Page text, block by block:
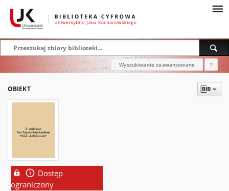
Wyszukiwanie zaawansowane ?
OBIEKT
Dostęp
ograniczony